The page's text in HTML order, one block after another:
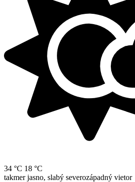
34 °C 18 °C
takmer jasno, slabý severozápadný vietor